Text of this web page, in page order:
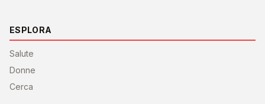
ESPLORA
Salute
Donne
Cerca